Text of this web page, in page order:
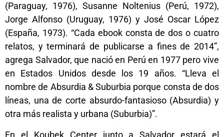
(Paraguay, 1976), Susanne Noltenius (Perú, 1972),
Jorge Alfonso (Uruguay, 1976) y José Oscar López
(España, 1973). “Cada ebook consta de dos o cuatro
relatos, y terminará de publicarse a fines de 2014”,
agrega Salvador, que nació en Perú en 1977 pero vive
en Estados Unidos desde los 19 años. “Lleva el
nombre de Absurdia & Suburbia porque consta de dos
líneas, una de corte absurdo-fantasioso (Absurdia) y
otra más realista y urbana (Suburbia)”.
En el Koubek Center junto a Salvador estará el